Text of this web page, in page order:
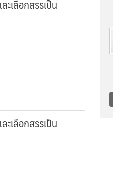
เลือกสรรเป็น
เลือกสรรเป็น